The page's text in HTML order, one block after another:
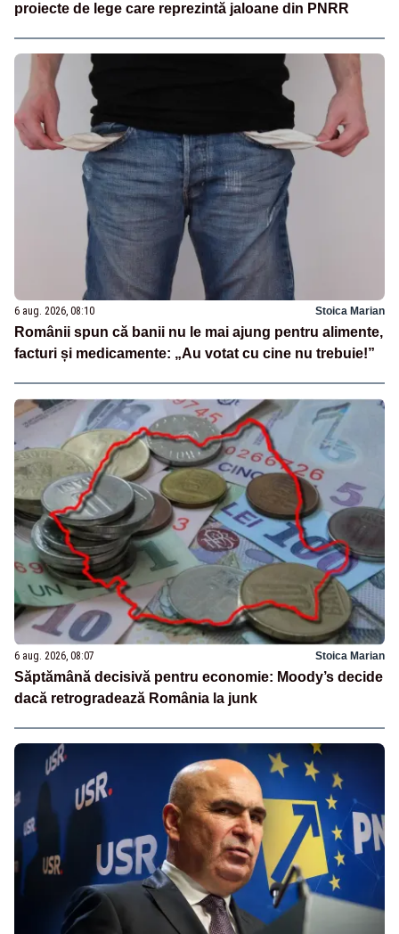
proiecte de lege care reprezintă jaloane din PNRR
6 aug. 2026, 08:10 Stoica Marian
Românii spun că banii nu le mai ajung pentru alimente,
facturi și medicamente: „Au votat cu cine nu trebuie!”
6 aug. 2026, 08:07 Stoica Marian
Săptămână decisivă pentru economie: Moody’s decide
dacă retrogradează România la junk